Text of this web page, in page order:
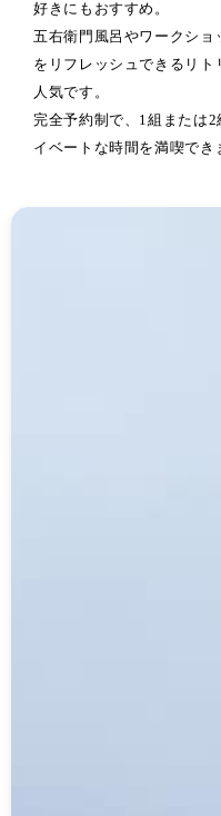
好きにもおすすめ。
五右衛門風呂やワークショ
をリフレッシュできるリト
人気です。
完全予約制で、1組または2
イベートな時間を満喫でき